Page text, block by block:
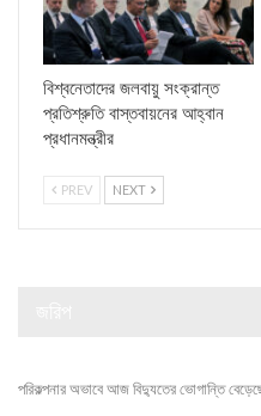
বিশ্বনেতাদের জলবায়ু সংক্রান্ত
প্রতিশ্রুতি বাস্তবায়নের আহ্বান
প্রধানমন্ত্রীর
PREV NEXT
পরিকল্পনার অভাবে আজ বিদ্যুতের ভোগান্তি